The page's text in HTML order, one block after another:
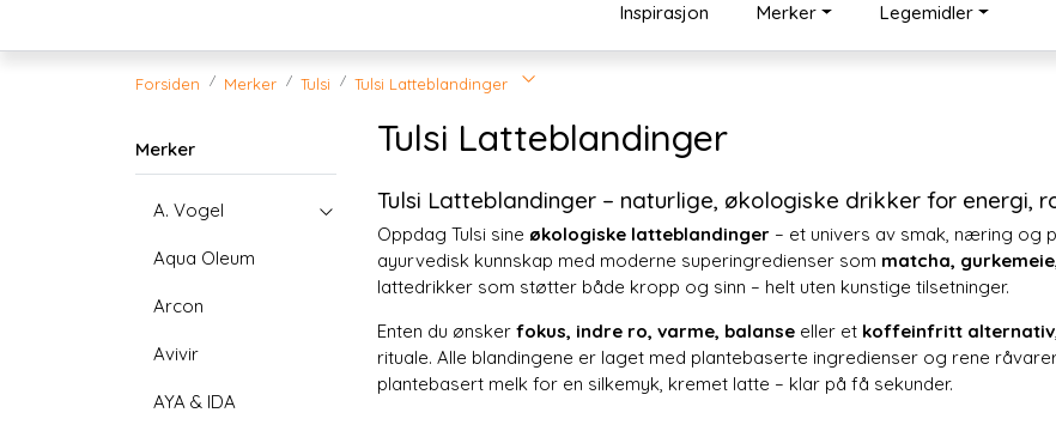
Inspirasjon Merker Legemidler
Forsiden Merker Tulsi Tulsi Latteblandinger
Merker
A. Vogel
Aqua Oleum
Arcon
Avivir
AYA & IDA
Tulsi Latteblandinger
Tulsi Latteblandinger – naturlige, økologiske drikker for energi,
Oppdag Tulsi sine økologiske latteblandinger– et univers av smak, næring og
ayurvedisk kunnskap med moderne superingredienser som matcha,
lattedrikker som støtter både kropp og sinn – helt uten kunstige tilsetninger.
Enten du ønsker fokus, indre ro, varme, balanseeller et koffeinfritt alternativ
rituale. Alle blandingene er laget med plantebaserte ingredienser og rene
plantebasert melk for en silkemyk, kremet latte – klar på få sekunder.